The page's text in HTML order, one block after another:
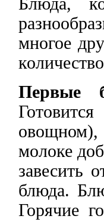
многое
Первые
молоке
завесить
блюда.
Горячие